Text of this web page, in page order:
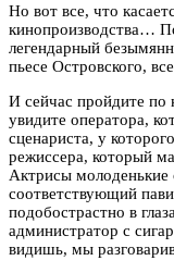
Но вот все, что
кинопроизводства…
легендарный
пьесе Островского,
И сейчас пройдите
увидите оператора,
сценариста, у
режиссера, который
Актрисы молоденькие
соответствующий
подобострастно в
администратор с
видишь, мы